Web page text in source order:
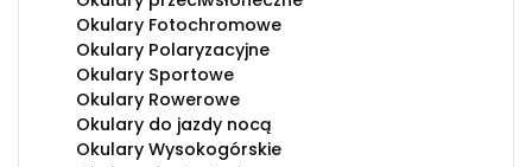
Okulary Fotochromowe
Okulary Polaryzacyjne
Okulary Sportowe
Okulary Rowerowe
Okulary do jazdy nocą
Okulary Wysokogórskie